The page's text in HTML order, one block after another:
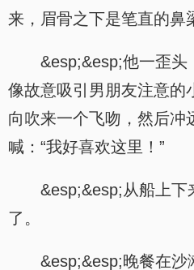
来，眉骨之下是笔直的鼻
&esp;&esp;他一歪头
像故意吸引男朋友注意的
向吹来一个飞吻，然后冲
喊：“我好喜欢这里！”
&esp;&esp;从船上下
了。
&esp;&esp;晚餐在